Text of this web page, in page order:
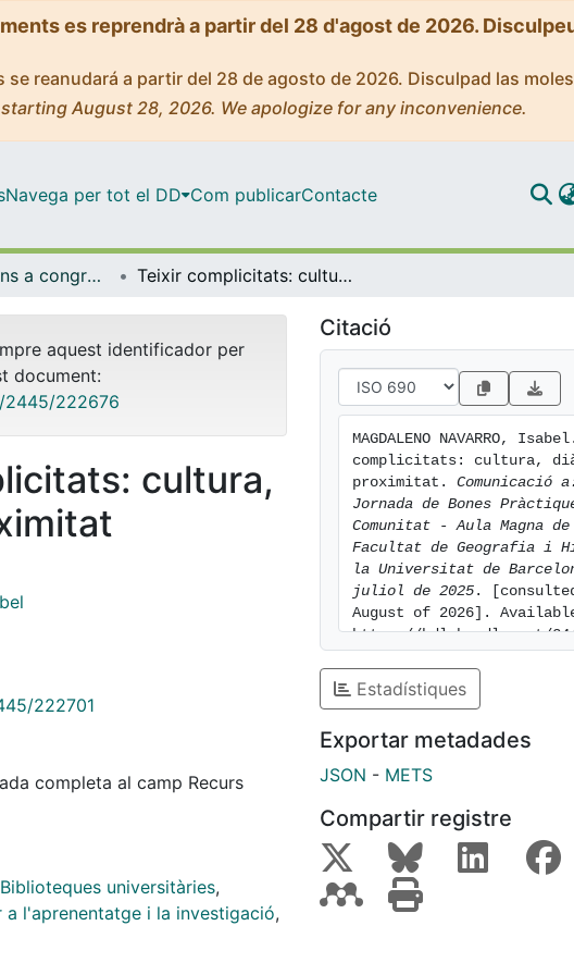
es reprendrà a partir del 28 d'agost de 2026.
reanudará a partir del 28 de agosto de 2026. Disculpad las
August 28, 2026. We apologize for any inconvenience.
Navega per tot el DD Com publicarContacte
Comunicacions a congressos / Jornades / Presentacions (CRAI-UB) Teixir complicitats: cultura, diàleg i proximitat
aquest identificador per
document:
2445/222676
cultura,
222701
completa al camp Recurs
Biblioteques universitàries,
a l'aprenentatge i la investigació,
Citació
MAGDALENO NAVARRO,
complicitats: cultura,
proximitat. Comunicació
Jornada de Bones
Comunitat - Aula Magna
Facultat de Geografia i
la Universitat de
juliol de 2025 .
August of 2026].
https://hdl.handle.net/
Estadístiques
Exportar metadades
JSON - METS
Compartir registre